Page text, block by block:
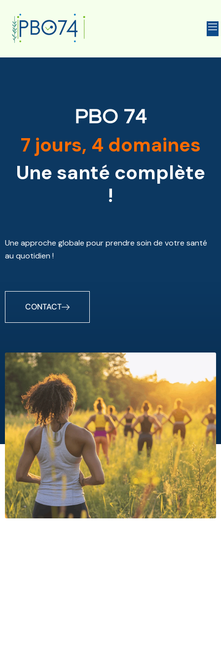
PBO 74
7 jours, 4 domaines
Une santé complète
!
Une approche globale pour prendre soin de votre santé
au quotidien !
CONTACT